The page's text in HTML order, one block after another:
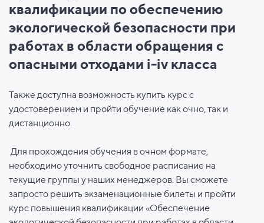
квалификации по обеспечению
экологической безопасности при
работах в области обращения с
опасными отходами i-iv класса
Также доступна возможность купить курс с
удостоверением и пройти обучение как очно, так и
дистанционно.
Для прохождения обучения в очном формате,
необходимо уточнить свободное расписание на
текущие группы у наших менеджеров. Вы сможете
запросто решить экзаменационные билеты и пройти
курс повышения квалификации «Обеспечение